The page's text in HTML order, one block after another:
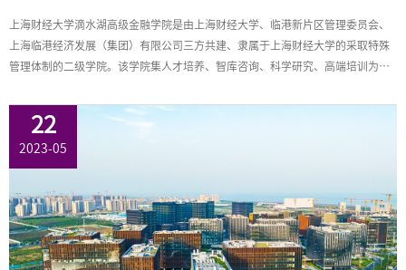
上海财经大学滴水湖高级金融学院是由上海财经大学、临港新片区管理委员会、
上海临港经济发展（集团）有限公司三方共建、隶属于上海财经大学的采取特殊
管理体制的二级学院。该学院集人才培养、智库咨询、科学研究、高端培训为一
培训项目。
22
2023-05